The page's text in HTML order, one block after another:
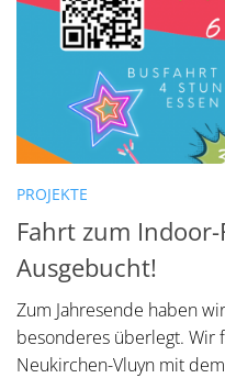
PROJEKTE
Fahrt zum
Ausgebucht!
Zum Jahresende haben
besonderes überlegt. Wir
Neukirchen-Vluyn mit